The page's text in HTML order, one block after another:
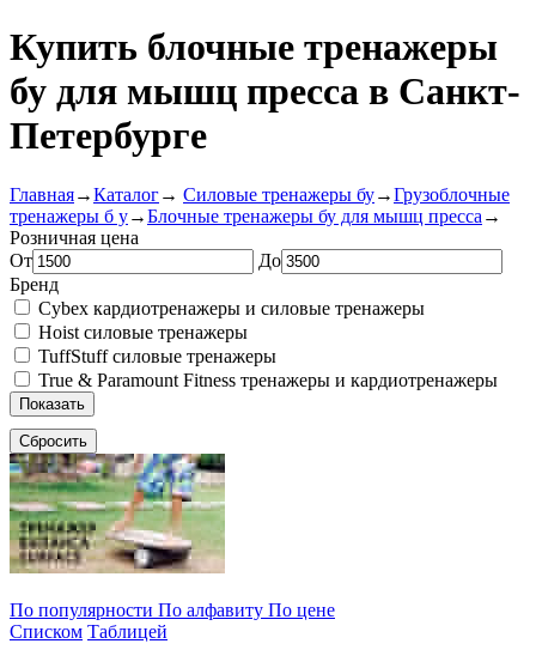
Купить блочные тренажеры
бу для мышц пресса в Санкт-
Петербурге
Главная→Каталог→ Силовые тренажеры бу→Грузоблочные
тренажеры б у→Блочные тренажеры бу для мышц пресса →
Розничная цена
От
До
Бренд
Cybex кардиотренажеры и силовые тренажеры
Hoist силовые тренажеры
TuffStuff силовые тренажеры
True & Paramount Fitness тренажеры и кардиотренажеры
Показать
Сбросить
По популярности По алфавиту По цене
Списком Таблицей